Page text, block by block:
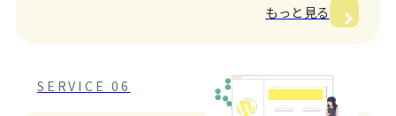
もっと見る
SERVICE 06